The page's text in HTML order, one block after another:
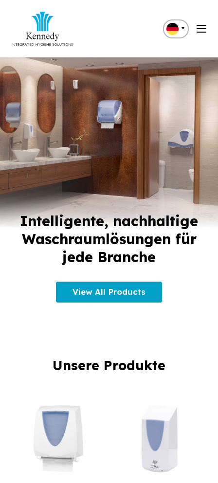
English
Italiano
Intelligente, nachhaltige
Waschraumlösungen für
jede Branche
View All Products
Unsere Produkte